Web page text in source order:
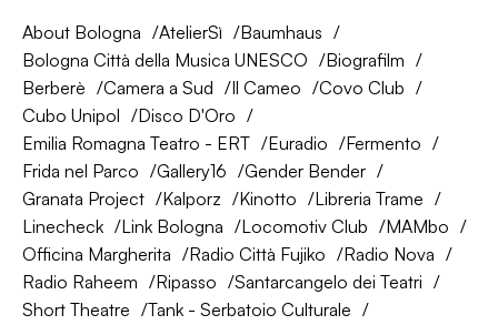
About Bologna AtelierSì
Baumhaus
Bologna Città della Musica UNESCO
Biografilm
Berberè
Camera a Sud Il Cameo
Covo Club
Cubo Unipol
Disco D'Oro
Emilia Romagna Teatro - ERT
Euradio
Fermento
Frida nel Parco
Gallery16
Gender Bender
Granata Project
Kalporz Kinotto
Libreria Trame
Linecheck
Link Bologna Locomotiv Club
MAMbo
Officina Margherita
Radio Città Fujiko
Radio Nova
Radio Raheem
Ripasso
Santarcangelo dei Teatri
Short Theatre
Tank - Serbatoio Culturale